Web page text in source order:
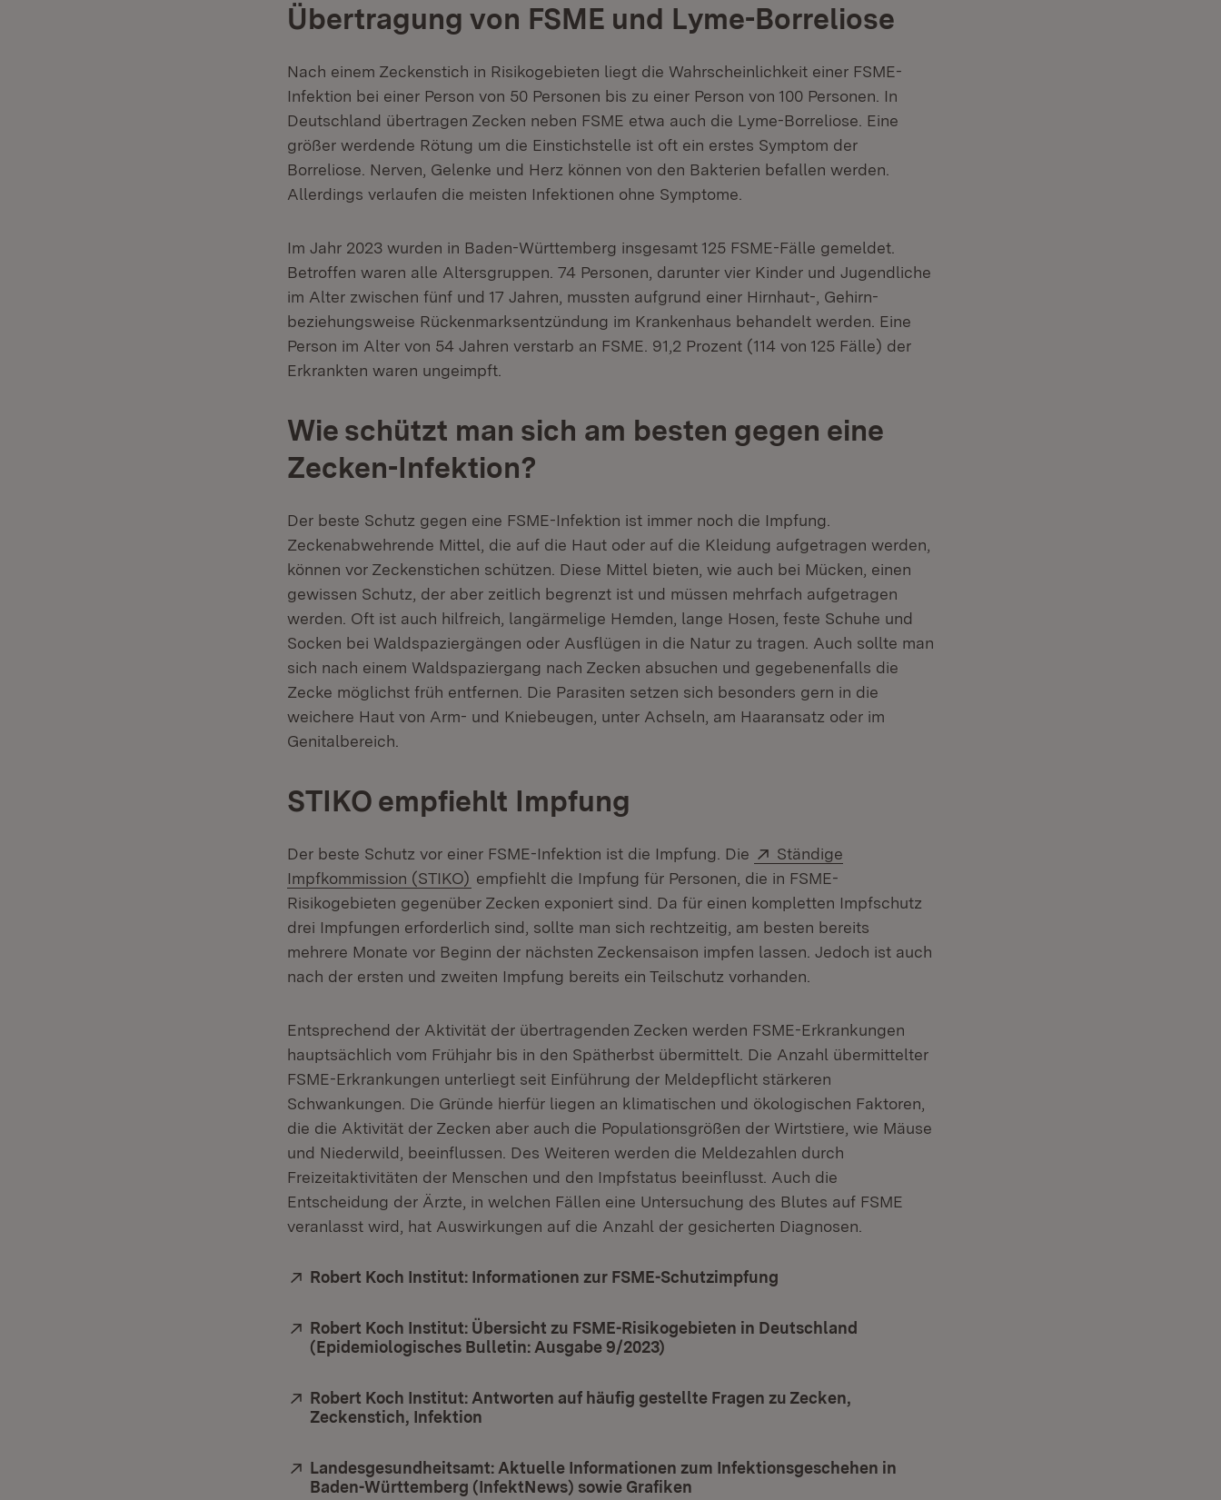
Übertragung von FSME und Lyme-Borreliose
Nach einem Zeckenstich in Risikogebieten liegt die Wahrscheinlichkeit einer FSME-
Infektion bei einer Person von 50 Personen bis zu einer Person von 100 Personen. In
Deutschland übertragen Zecken neben FSME etwa auch die Lyme-Borreliose. Eine
größer werdende Rötung um die Einstichstelle ist oft ein erstes Symptom der
Borreliose. Nerven, Gelenke und Herz können von den Bakterien befallen werden.
Allerdings verlaufen die meisten Infektionen ohne Symptome.
Im Jahr 2023 wurden in Baden-Württemberg insgesamt 125 FSME-Fälle gemeldet.
Betroffen waren alle Altersgruppen. 74 Personen, darunter vier Kinder und Jugendliche
im Alter zwischen fünf und 17 Jahren, mussten aufgrund einer Hirnhaut-, Gehirn-
beziehungsweise Rückenmarksentzündung im Krankenhaus behandelt werden. Eine
Person im Alter von 54 Jahren verstarb an FSME. 91,2 Prozent (114 von 125 Fälle) der
Erkrankten waren ungeimpft.
Wie schützt man sich am besten gegen eine
Zecken-Infektion?
Der beste Schutz gegen eine FSME-Infektion ist immer noch die Impfung.
Zeckenabwehrende Mittel, die auf die Haut oder auf die Kleidung aufgetragen werden,
können vor Zeckenstichen schützen. Diese Mittel bieten, wie auch bei Mücken, einen
gewissen Schutz, der aber zeitlich begrenzt ist und müssen mehrfach aufgetragen
werden. Oft ist auch hilfreich, langärmelige Hemden, lange Hosen, feste Schuhe und
Socken bei Waldspaziergängen oder Ausflügen in die Natur zu tragen. Auch sollte man
sich nach einem Waldspaziergang nach Zecken absuchen und gegebenenfalls die
Zecke möglichst früh entfernen. Die Parasiten setzen sich besonders gern in die
weichere Haut von Arm- und Kniebeugen, unter Achseln, am Haaransatz oder im
Genitalbereich.
STIKO empfiehlt Impfung
Der beste Schutz vor einer FSME-Infektion ist die Impfung. Die Extern:
Ständige
Impfkommission (STIKO) (Öffnet in neuem Fenster)
empfiehlt die Impfung für Personen, die in FSME-
Risikogebieten gegenüber Zecken exponiert sind. Da für einen kompletten Impfschutz
drei Impfungen erforderlich sind, sollte man sich rechtzeitig, am besten bereits
mehrere Monate vor Beginn der nächsten Zeckensaison impfen lassen. Jedoch ist auch
nach der ersten und zweiten Impfung bereits ein Teilschutz vorhanden.
Entsprechend der Aktivität der übertragenden Zecken werden FSME-Erkrankungen
hauptsächlich vom Frühjahr bis in den Spätherbst übermittelt. Die Anzahl übermittelter
FSME-Erkrankungen unterliegt seit Einführung der Meldepflicht stärkeren
Schwankungen. Die Gründe hierfür liegen an klimatischen und ökologischen Faktoren,
die die Aktivität der Zecken aber auch die Populationsgrößen der Wirtstiere, wie Mäuse
und Niederwild, beeinflussen. Des Weiteren werden die Meldezahlen durch
Freizeitaktivitäten der Menschen und den Impfstatus beeinflusst. Auch die
Entscheidung der Ärzte, in welchen Fällen eine Untersuchung des Blutes auf FSME
veranlasst wird, hat Auswirkungen auf die Anzahl der gesicherten Diagnosen.
Extern:
Robert Koch Institut: Informationen zur FSME-Schutzimpfung
Extern:
Robert Koch Institut: Übersicht zu FSME-Risikogebieten in Deutschland
(Epidemiologisches Bulletin: Ausgabe 9/2023)
Extern:
Robert Koch Institut: Antworten auf häufig gestellte Fragen zu Zecken,
Zeckenstich, Infektion
Extern:
​​​​​​​Landesgesundheitsamt: Aktuelle Informationen zum Infektionsgeschehen in
Baden-Württemberg (InfektNews) sowie Grafiken